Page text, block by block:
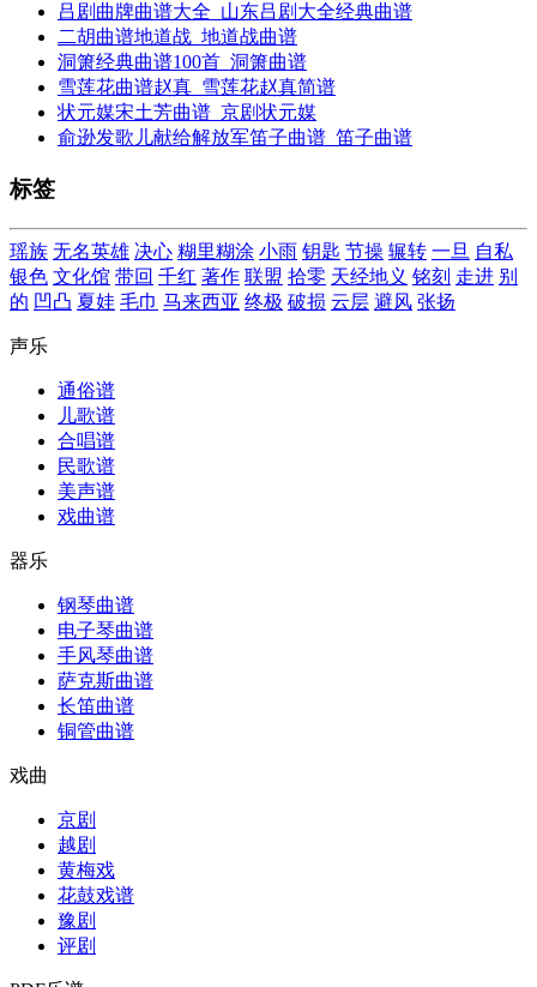
吕剧曲牌曲谱大全_山东吕剧大全经典曲谱
二胡曲谱地道战_地道战曲谱
洞箫经典曲谱100首_洞箫曲谱
雪莲花曲谱赵真_雪莲花赵真简谱
状元媒宋土芳曲谱_京剧状元媒
俞逊发歌儿献给解放军笛子曲谱_笛子曲谱
标签
瑶族 无名英雄 决心 糊里糊涂 小雨 钥匙 节操 辗转 一旦 自私
银色 文化馆 带回 千红 著作 联盟 拾零 天经地义 铭刻 走进 别
的 凹凸 夏娃 毛巾 马来西亚 终极 破损 云层 避风 张扬
声乐
通俗谱
儿歌谱
合唱谱
民歌谱
美声谱
戏曲谱
器乐
钢琴曲谱
电子琴曲谱
手风琴曲谱
萨克斯曲谱
长笛曲谱
铜管曲谱
戏曲
京剧
越剧
黄梅戏
花鼓戏谱
豫剧
评剧